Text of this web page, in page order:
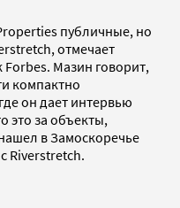
публичные, но
отмечает
Мазин говорит,
компактно
он дает интервью
это за объекты,
в Замоскоречье
Riverstretch.